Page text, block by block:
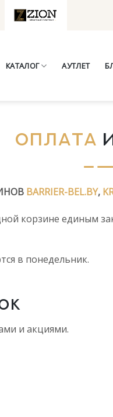
КАТАЛОГ АУТЛЕТ
ОПЛАТА
BARRIER-BEL.BY,
корзине единым
в понедельник.
и акциями.